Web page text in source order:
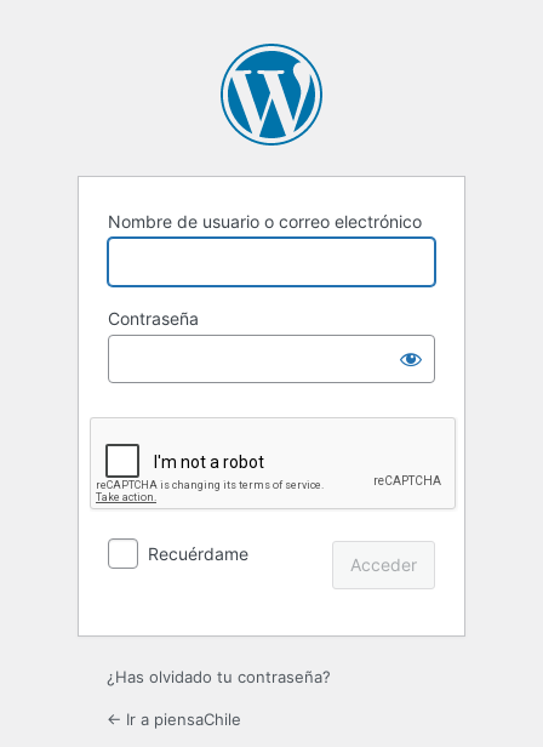
Nombre de usuario o correo electrónico
Contraseña
Recuérdame
¿Has olvidado tu contraseña?
← Ir a piensaChile